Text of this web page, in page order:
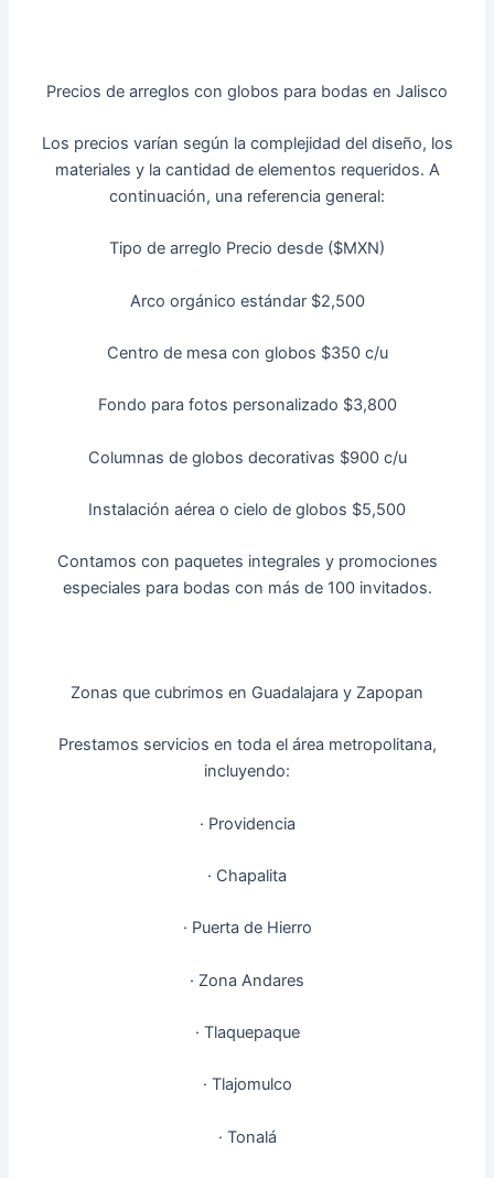
Precios de arreglos con globos para bodas en Jalisco
Los precios varían según la complejidad del diseño, los
materiales y la cantidad de elementos requeridos. A
continuación, una referencia general:
Tipo de arreglo Precio desde ($MXN)
Arco orgánico estándar $2,500
Centro de mesa con globos $350 c/u
Fondo para fotos personalizado $3,800
Columnas de globos decorativas $900 c/u
Instalación aérea o cielo de globos $5,500
Contamos con paquetes integrales y promociones
especiales para bodas con más de 100 invitados.
Zonas que cubrimos en Guadalajara y Zapopan
Prestamos servicios en toda el área metropolitana,
incluyendo:
· Providencia
· Chapalita
· Puerta de Hierro
· Zona Andares
· Tlaquepaque
· Tlajomulco
· Tonalá